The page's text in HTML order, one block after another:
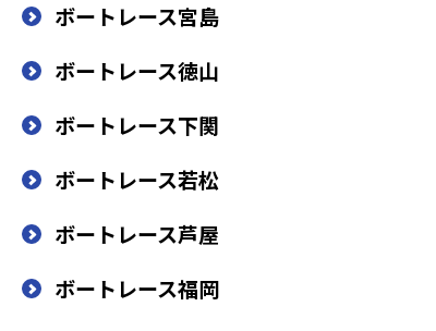
ボートレース宮島
ボートレース徳山
ボートレース下関
ボートレース若松
ボートレース芦屋
ボートレース福岡